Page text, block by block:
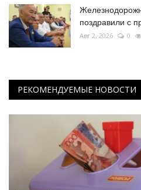
поздравили с
Авг 2, 2026 0
РЕКОМЕНДУЕМЫЕ НОВОСТИ